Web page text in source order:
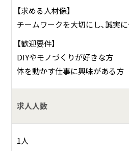
【求める人材像】
チームワークを大切にし、誠実
【歓迎要件】
DIYやモノづくりが好きな方
体を動かす仕事に興味がある方
求人人数
1人